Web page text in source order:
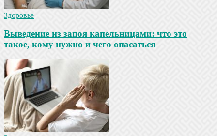
Здоровье
Выведение из запоя капельницами: что это
такое, кому нужно и чего опасаться